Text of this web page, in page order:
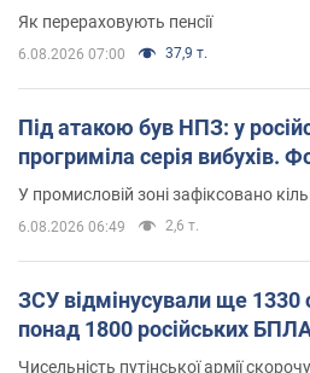
Як перераховують пенсії
6.08.2026 07:00 37,9 т.
Під атакою був НПЗ: у
прогриміла серія вибухів.
У промисловій зоні зафіксовано
6.08.2026 06:49 2,6 т.
ЗСУ відмінусували ще 1330
понад 1800 російських
Чисельність путінської армії